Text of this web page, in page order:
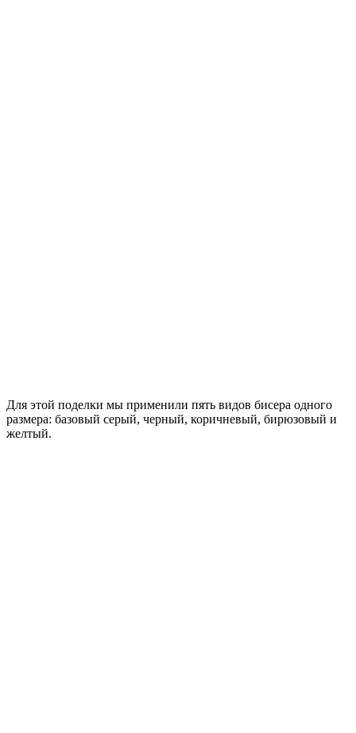
Для этой поделки мы применили пять видов бисера одного
размера: базовый серый, черный, коричневый, бирюзовый и
желтый.